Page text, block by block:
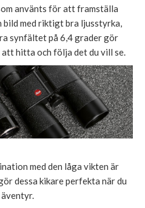
använts för att framställa
med riktigt bra ljusstyrka,
synfältet på 6,4 grader gör
hitta och följa det du vill se.
med den låga vikten är
dessa kikare perfekta när du
äventyr.